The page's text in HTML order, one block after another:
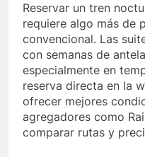
Reservar un tren
requiere algo más de
convencional. Las
con semanas de
especialmente en
reserva directa en la
ofrecer mejores
agregadores como
comparar rutas y